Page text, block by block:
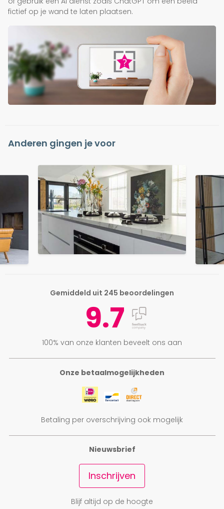
fictief op je wand te laten plaatsen.
Anderen gingen je voor
Onze betaalmogelijkheden
Betaling per overschrijving ook mogelijk
Gemiddeld uit 245 beoordelingen
9.7
100% van onze klanten beveelt ons aan
Nieuwsbrief
Inschrijven
Blijf altijd op de hoogte